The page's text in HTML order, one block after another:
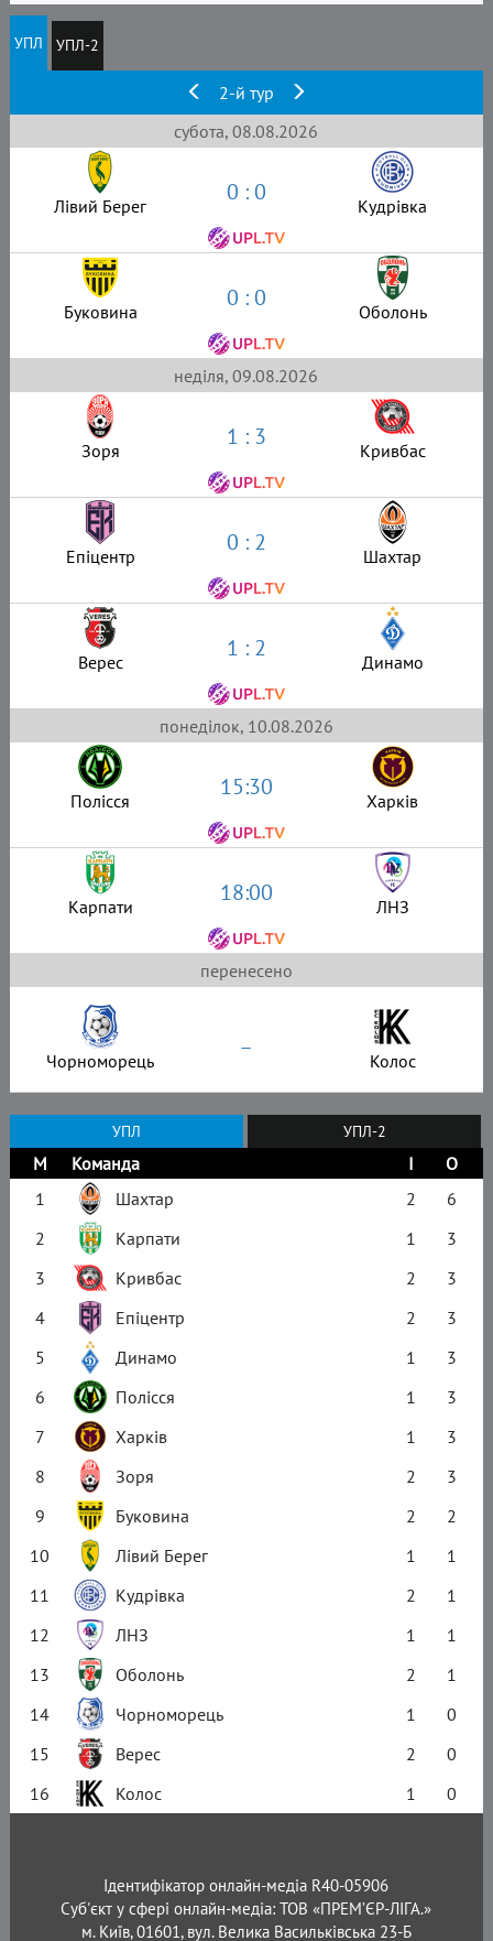
УПЛ УПЛ-2
2-й тур
субота, 08.08.2026
Лівий Берег 0 : 0 Кудрівка
Буковина 0 : 0 Оболонь
неділя, 09.08.2026
Зоря 1 : 3 Кривбас
Епіцентр 0 : 2 Шахтар
Верес 1 : 2 Динамо
понеділок, 10.08.2026
Полісся 15:30 Харків
Карпати 18:00 ЛНЗ
перенесено
Чорноморець – Колос
УПЛ УПЛ-2
М Команда І
О
1
Шахтар 2
6
2
Карпати 1
3
3
Кривбас 2
3
4
Епіцентр 2
3
5
Динамо 1
3
6
Полісся 1
3
7
Харків 1
3
8
Зоря 2
3
9
Буковина 2
2
10
Лівий Берег 1
1
11
Кудрівка 2
1
12
ЛНЗ 1
1
13
Оболонь 2
1
14
Чорноморець 1
0
15
Верес 2
0
16
Колос 1 0
Ідентифікатор онлайн-медіа R40-05906
Суб'єкт у сфері онлайн-медіа: ТОВ «ПРЕМ’ЄР-ЛІГА.»
м. Київ, 01601, вул. Велика Васильківська 23-Б